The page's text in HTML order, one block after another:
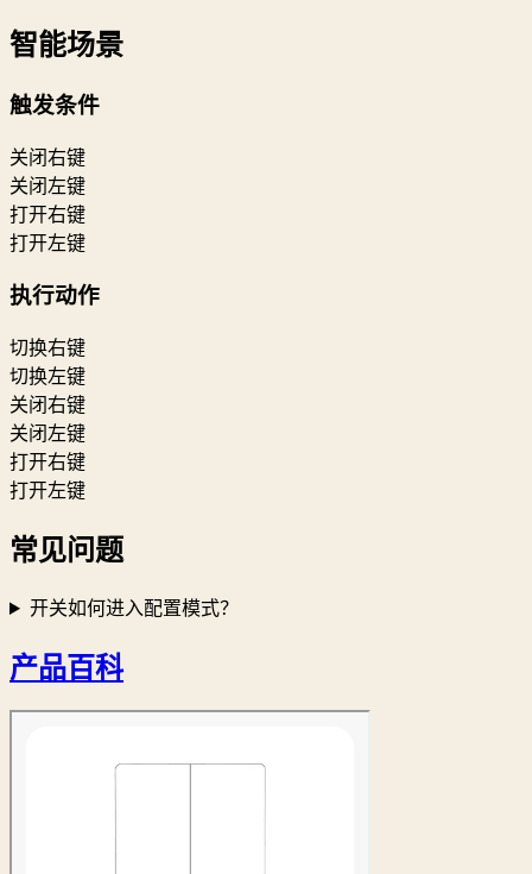
智能场景
触发条件
关闭右键
关闭左键
打开右键
打开左键
执行动作
切换右键
切换左键
关闭右键
关闭左键
打开右键
打开左键
常见问题
开关如何进入配置模式？
产品百科